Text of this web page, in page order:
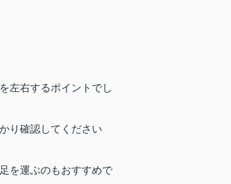
左右するポイントでし
り確認してください
を運ぶのもおすすめで